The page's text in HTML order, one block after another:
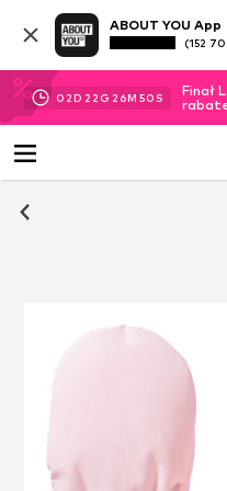
ABOUT YOU App
(152
02D 22 G 26M 50 S
Finał